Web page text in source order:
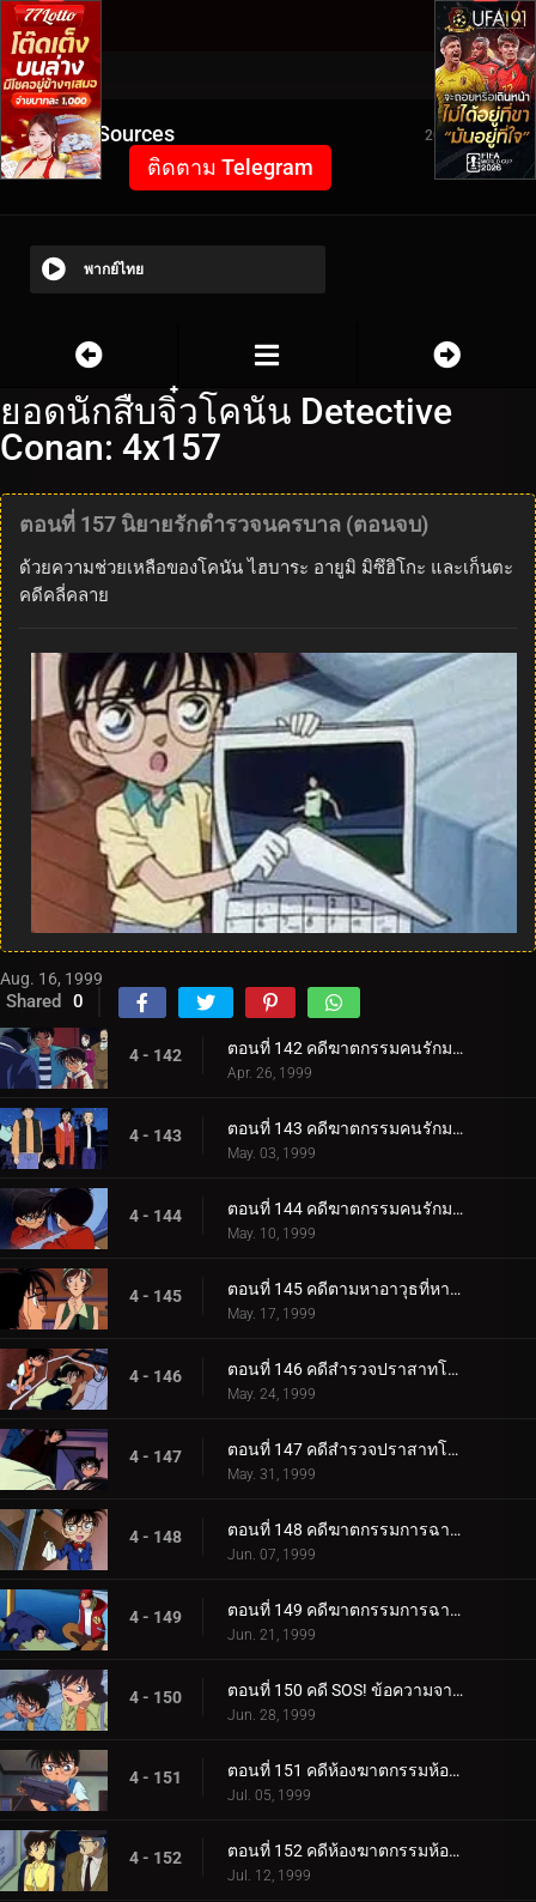
Video Sources 2077 Views
ติดตาม Telegram
พากย์ไทย
ยอดนักสืบจิ๋วโคนัน Detective
Conan: 4x157
ตอนที่ 157 นิยายรักตำรวจนครบาล (ตอนจบ)
ด้วยความช่วยเหลือของโคนัน ไฮบาระ อายูมิ มิซึฮิโกะ และเก็นตะ
คดีคลี่คลาย
Aug. 16, 1999
Shared 0
4 - 142 ตอนที่ 142 คดีฆาตกรรมคนรักมายากล (ภาคคดี)
Apr. 26, 1999
4 - 143 ตอนที่ 143 คดีฆาตกรรมคนรักมายากล (ภาคสงสัย)
May. 03, 1999
4 - 144 ตอนที่ 144 คดีฆาตกรรมคนรักมายากล (ภาคไขคดี)
May. 10, 1999
4 - 145 ตอนที่ 145 คดีตามหาอาวุธที่หายไป
May. 17, 1999
4 - 146 ตอนที่ 146 คดีสำรวจปราสาทโบราณ (ตอนแรก)
May. 24, 1999
4 - 147 ตอนที่ 147 คดีสำรวจปราสาทโบราณ (ตอนจบ)
May. 31, 1999
4 - 148 ตอนที่ 148 คดีฆาตกรรมการฉายภาพยนตร์ครั้งสุดท้าย (ตอนแรก)
Jun. 07, 1999
4 - 149 ตอนที่ 149 คดีฆาตกรรมการฉายภาพยนตร์ครั้งสุดท้าย (ตอนจบ)
Jun. 21, 1999
4 - 150 ตอนที่ 150 คดี SOS! ข้อความจากอายูมิ
Jun. 28, 1999
4 - 151 ตอนที่ 151 คดีห้องฆาตกรรมห้องปิดตายในคืนก่อนแต่งงาน (ตอนแรก)
Jul. 05, 1999
4 - 152 ตอนที่ 152 คดีห้องฆาตกรรมห้องปิดตายในคืนก่อนแต่งงาน (ตอนจบ)
Jul. 12, 1999